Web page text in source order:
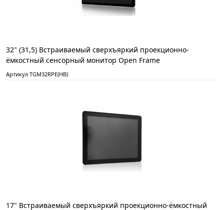
32" (31,5) Встраиваемый сверхъяркий проекционно-
ёмкостный сенсорный монитор Open Frame
Артикул TGM32RPE(HB)
17" Встраиваемый сверхъяркий проекционно-ёмкостный